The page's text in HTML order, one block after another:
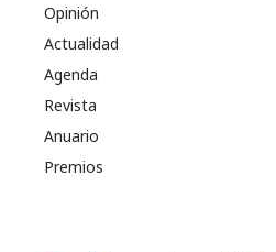
Opinión
Actualidad
Agenda
Revista
Anuario
Premios